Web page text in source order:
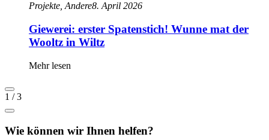
Projekte, Andere8. April 2026
Giewerei: erster Spatenstich! Wunne mat der
Wooltz in Wiltz
Mehr lesen
1 /3
Wie können wir Ihnen helfen?